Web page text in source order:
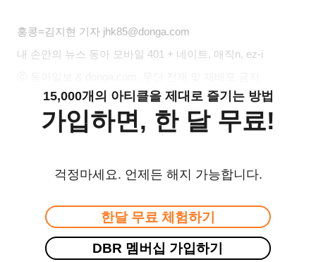
홍콩=김지현 기자 jhk85@donga.com
내 손안의 뉴스 동아 모바일 401 + 네이트, 매직n, ez-i
15,000개의 아티클을 제대로 즐기는 방법
가입하면, 한 달 무료!
걱정마세요. 언제든 해지 가능합니다.
한달 무료 체험하기
DBR 멤버십 가입하기